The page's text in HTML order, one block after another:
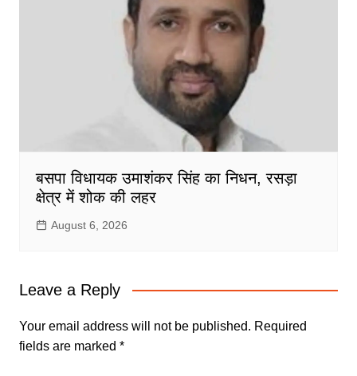
बसपा विधायक उमाशंकर सिंह का निधन, रसड़ा
क्षेत्र में शोक की लहर
August 6, 2026
Leave a Reply
Your email address will not be published. Required
fields are marked *